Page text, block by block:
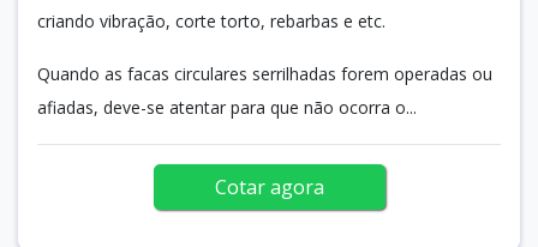
criando vibração, corte torto, rebarbas e etc.
Quando as facas circulares serrilhadas forem operadas ou
afiadas, deve-se atentar para que não ocorra o...
Cotar agora